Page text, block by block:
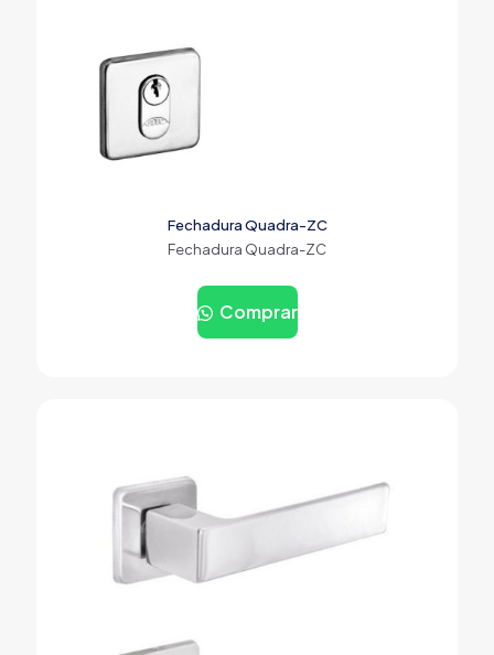
Fechadura Quadra-ZC
Fechadura Quadra-ZC
Comprar